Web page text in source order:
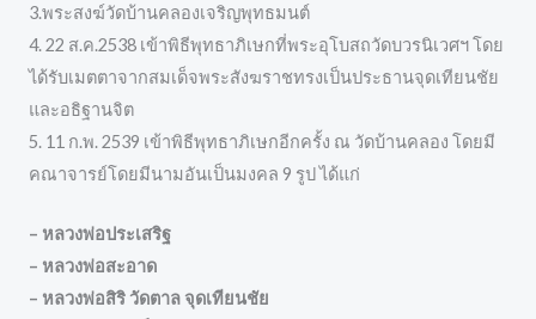
3.พระสงฆ์วัดบ้านคลองเจริญพุทธมนต์
4. 22 ส.ค.2538 เข้าพิธีพุทธาภิเษกที่พระอุโบสถวัดบวรนิเวศฯ โดย
ได้รับเมตตาจากสมเด็จพระสังฆราชทรงเป็นประธานจุดเทียนชัย
และอธิฐานจิต
5. 11 ก.พ. 2539 เข้าพิธีพุทธาภิเษกอีกครั้ง ณ วัดบ้านคลอง โดยมี
คณาจารย์โดยมีนามอันเป็นมงคล 9 รูป ได้แก่
– หลวงพ่อประเสริฐ
– หลวงพ่อสะอาด
– หลวงพ่อสิริ วัดตาล จุดเทียนชัย